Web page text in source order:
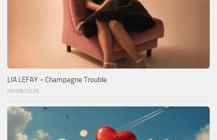
LIA LEFAY – Champagne Trouble
09/08/2026